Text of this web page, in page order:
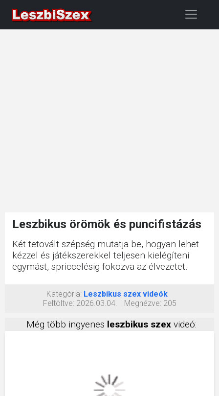
Leszbikus örömök és puncifistázás
Két tetovált szépség mutatja be, hogyan lehet
kézzel és játékszerekkel teljesen kielégíteni
egymást, spriccelésig fokozva az élvezetet.
Kategória: Leszbikus szex videók
Feltöltve: 2026.03.04. Megnézve: 205
Még több ingyenes leszbikus szex videó: